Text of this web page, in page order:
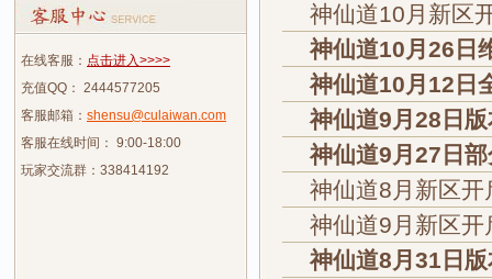
在线客服： 点击进入>>>>
充值QQ： 2444577205
客服邮箱： shensu@culaiwan.com
客服在线时间： 9:00-18:00
玩家交流群：338414192
神仙道10月新区
神仙道10月26日
神仙道10月12日
神仙道9月28日
神仙道9月27日
神仙道8月新区
神仙道9月新区
神仙道8月31日